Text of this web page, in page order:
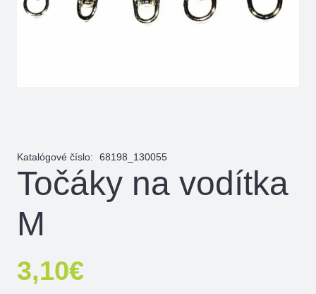
Katalógové číslo: 68198_130055
Točáky na vodítka
M
3,10€